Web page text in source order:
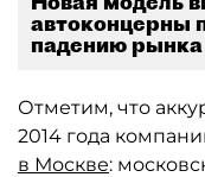
автоконцерны
падению рынка
Отметим, что
2014 года
в Москве: